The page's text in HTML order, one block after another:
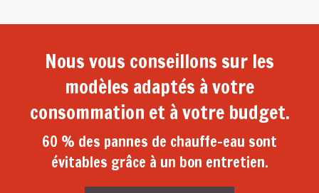
Nous vous conseillons sur les
modèles adaptés à votre
consommation et à votre budget.
60 % des pannes de chauffe-eau sont
évitables grâce à un bon entretien.